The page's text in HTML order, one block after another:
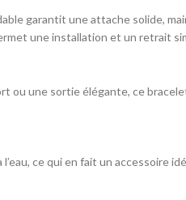
garantit une attache solide,
une installation et un retrait
ou une sortie élégante, ce
ce qui en fait un accessoire